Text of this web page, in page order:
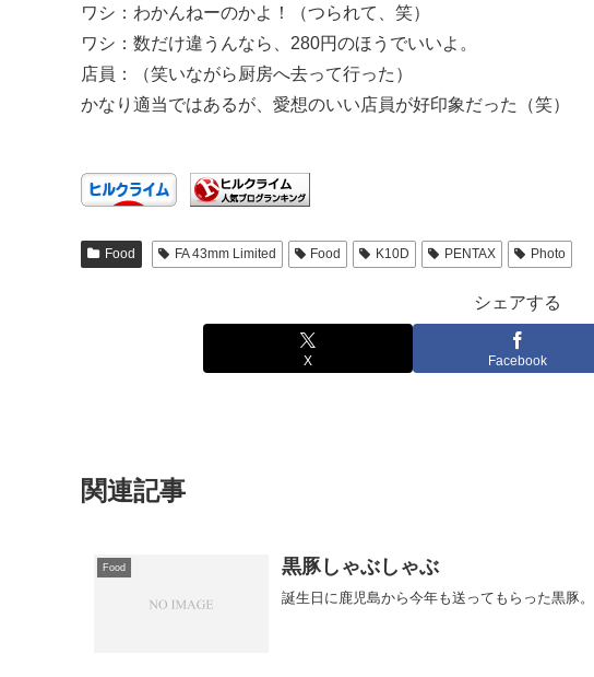
ワシ：わかんねーのかよ！（つられて、笑）
ワシ：数だけ違うんなら、280円のほうでいいよ。
店員：（笑いながら厨房へ去って行った）
かなり適当ではあるが、愛想のいい店員が好印象だった（笑）
Food FA 43mm Limited Food K10D PENTAX Photo
シェアする
X Facebook
関連記事
Food 黒豚しゃぶしゃぶ
誕生日に鹿児島から今年も送ってもらった黒豚